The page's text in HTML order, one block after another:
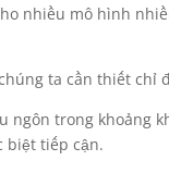
nhiều mô hình
ta cần thiết chỉ
ngôn trong khoảng
biệt tiếp cận.